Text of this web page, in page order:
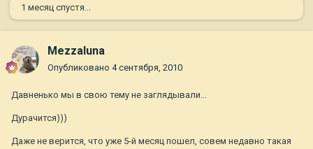
1 месяц спустя...
Mezzaluna
Опубликовано 4 сентября, 2010
Давненько мы в свою тему не заглядывали...
Дурачится)))
Даже не верится, что уже 5-й месяц пошел, совем недавно такая